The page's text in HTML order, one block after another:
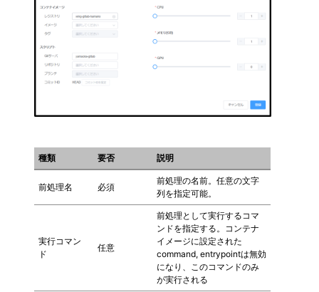
種類 要否 説明
前処理名 必須
前処理の名前。任意の文字
列を指定可能。
実行コマン
ド
任意
前処理として実行するコマ
ンドを指定する。コンテナ
イメージに設定された
command, entrypointは無効
になり、このコマンドのみ
が実行される